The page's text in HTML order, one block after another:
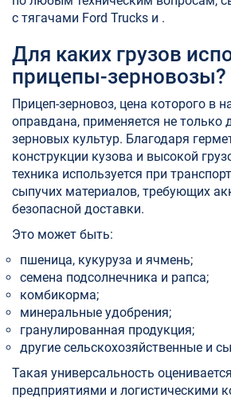
с тягачами Ford Trucks и .
Для каких грузов
прицепы-зерновозы?
Прицеп-зерновоз, цена которого в
оправдана, применяется не только
зерновых культур. Благодаря
конструкции кузова и высокой
техника используется при
сыпучих материалов, требующих
безопасной доставки.
Это может быть:
пшеница, кукуруза и ячмень;
семена подсолнечника и рапса;
комбикорма;
минеральные удобрения;
гранулированная продукция;
другие сельскохозяйственные и
Такая универсальность
предприятиями и логистическими